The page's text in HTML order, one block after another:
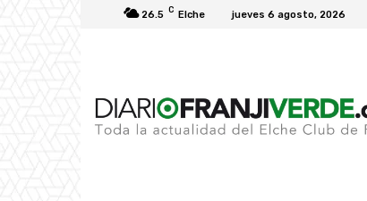
26.5 C Elche jueves 6 agosto, 2026